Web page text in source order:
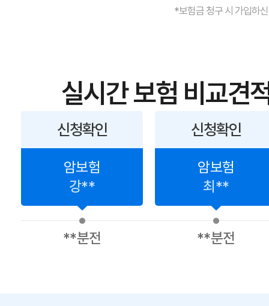
*보험금 청구 시 가입하
실시간 보험 비교견
신청확인
암보험
강**
**분전
신청확인
암보험
최**
**분전